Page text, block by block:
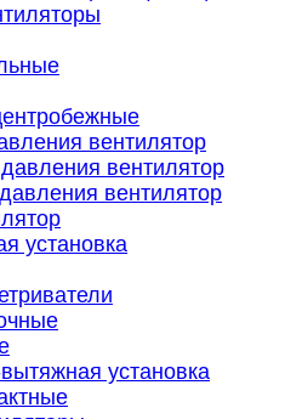
вентилятор
вентилятор
вентилятор
установка
установка